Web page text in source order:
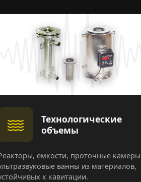
Технологические
объемы
емкости, проточные
ванны из материалов,
к кавитации.